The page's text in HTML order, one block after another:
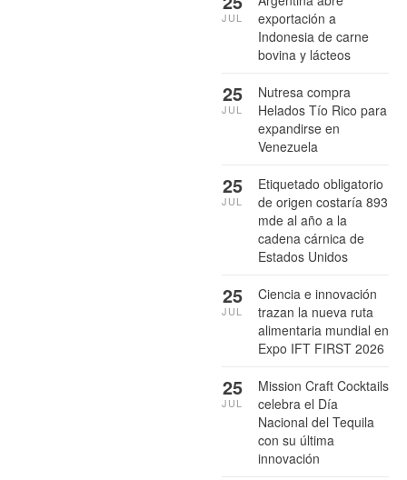
exportación a
Indonesia de carne
bovina y lácteos
JUL
Nutresa compra
Helados Tío Rico para
expandirse en
Venezuela
25
JUL
Etiquetado obligatorio
de origen costaría 893
mde al año a la
cadena cárnica de
Estados Unidos
25
JUL
Ciencia e innovación
trazan la nueva ruta
alimentaria mundial en
Expo IFT FIRST 2026
25
JUL
Mission Craft Cocktails
celebra el Día
Nacional del Tequila
con su última
innovación
25
JUL